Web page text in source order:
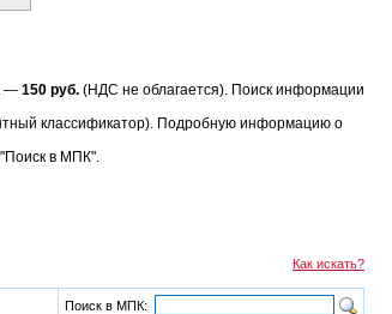
— 150 руб. (НДС не облагается). Поиск информации
классификатор). Подробную информацию о
"Поиск в МПК".
Как искать?
Поиск в МПК: